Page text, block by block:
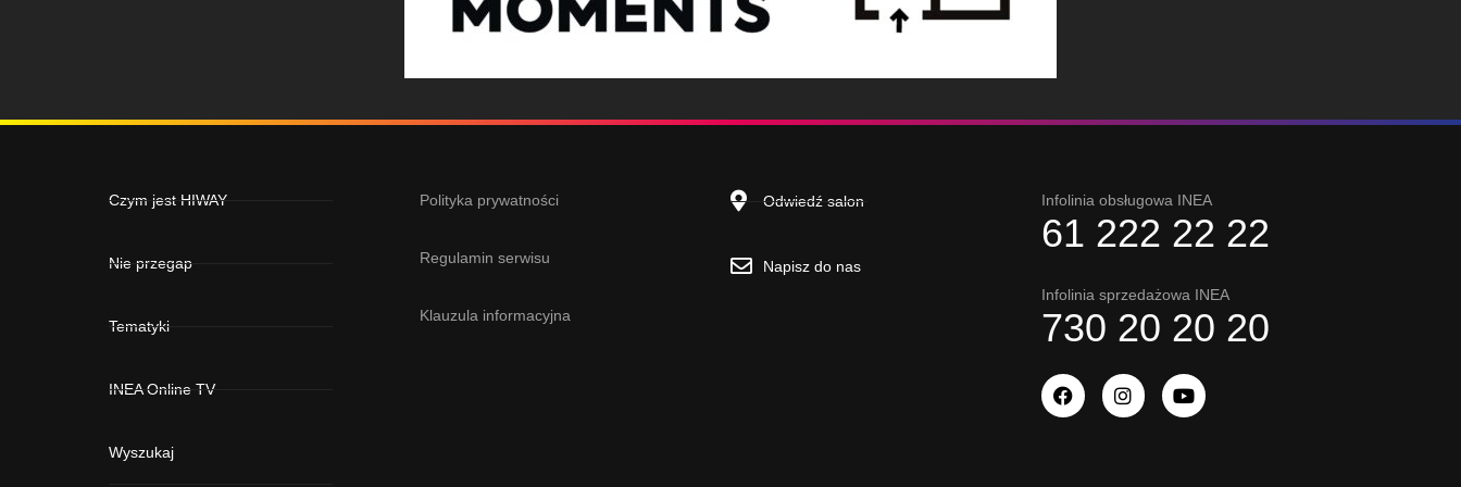
Czym jest HIWAY
Nie przegap
Tematyki
INEA Online TV
Wyszukaj
Polityka prywatności
Regulamin serwisu
Klauzula informacyjna
Odwiedź salon
Napisz do nas
Infolinia obsługowa INEA
61 222 22 22
Infolinia sprzedażowa INEA
730 20 20 20